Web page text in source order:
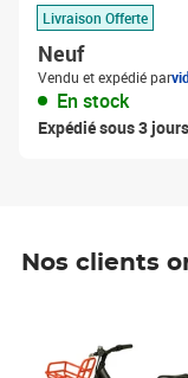
Livraison Offerte
Neuf
Vendu et expédié par
En stock
Expédié sous 3 jours
Nos clients